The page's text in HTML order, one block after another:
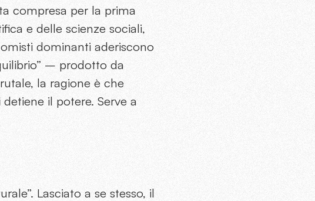
compresa per la prima
e delle scienze sociali,
dominanti aderiscono
– prodotto da
la ragione è che
il potere. Serve a
Lasciato a se stesso, il